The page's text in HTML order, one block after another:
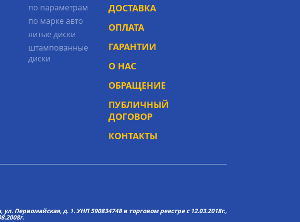
по параметрам
по марке авто
литые диски
штампованные
диски
ДОСТАВКА
ОПЛАТА
ГАРАНТИИ
О НАС
ОБРАЩЕНИЕ
ПУБЛИЧНЫЙ
ДОГОВОР
КОНТАКТЫ
Первомайская, д. 1. УНП 590834748 в торговом реестре с 12.03.2018г.,